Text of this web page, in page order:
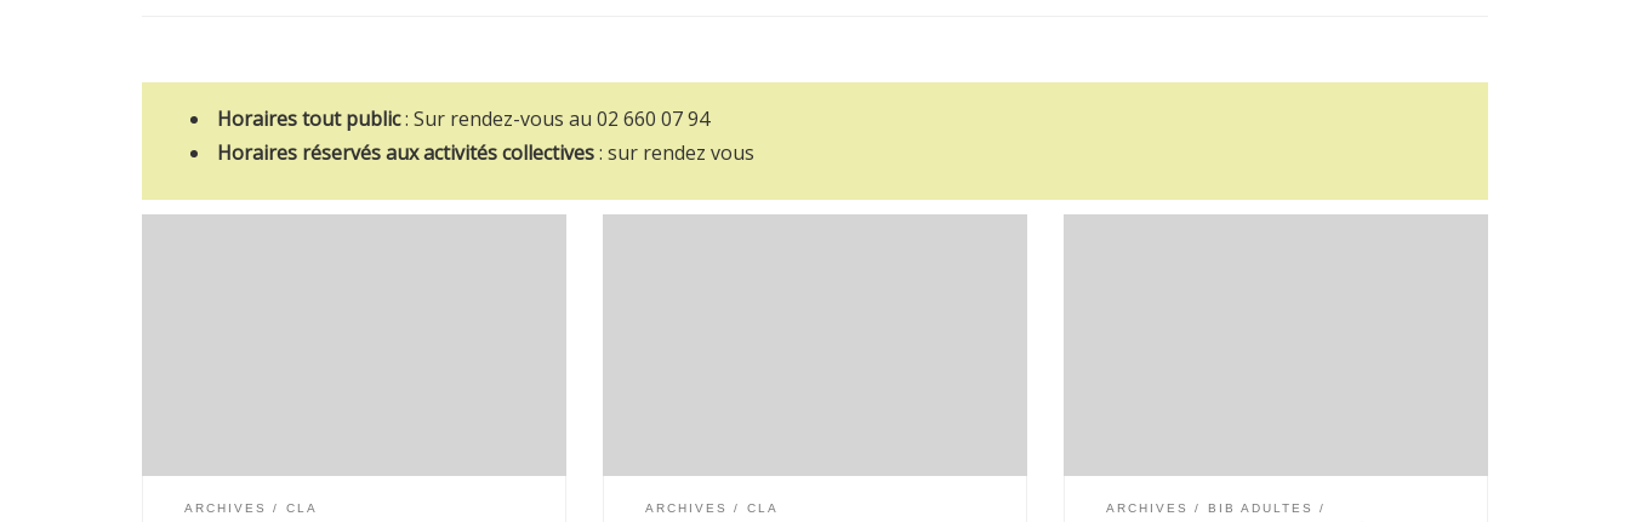
Horaires tout public: Sur rendez-vous au 02 660 07 94
Horaires réservés aux activités collectives: sur rendez vous
ARCHIVES CLA ARCHIVES CLA ARCHIVES
BIB ADULTES